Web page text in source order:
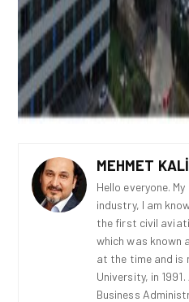
MEHMET KALI
Hello everyone.
industry, I am
the first civil
which was known
at the time and is
University, in
Business